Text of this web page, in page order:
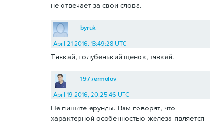
не отвечает за свои слова.
byruk
April 21 2016, 18:49:28 UTC
Тявкай, голубенький щенок, тявкай.
1977ermolov
April 19 2016, 20:25:46 UTC
Не пишите ерунды. Вам говорят, что
характерной особенностью железа является